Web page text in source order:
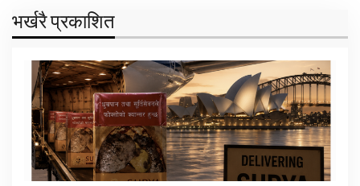
भर्खरै प्रकाशित